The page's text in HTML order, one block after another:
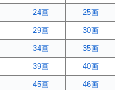
24画
25画
29画
30画
34画
35画
39画
40画
45画
46画